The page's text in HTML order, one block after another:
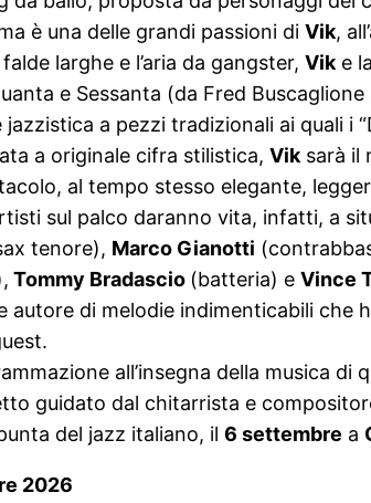
è una delle grandi passioni di Vik,
larghe e l’aria da gangster, Vike
e Sessanta (da Fred
a pezzi tradizionali ai quali i
a originale cifra stilistica, Viksarà il
al tempo stesso elegante,
sul palco daranno vita, infatti, a
tenore), Marco Gianotti
Tommy Bradascio (batteria) e Vince
autore di melodie indimenticabili
all’insegna della musica
guidato dal chitarrista e
del jazz italiano, il 6 settembre a
2026